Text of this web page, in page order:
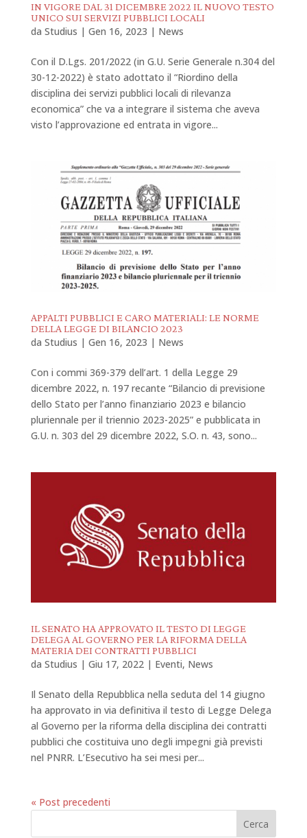
IN VIGORE DAL 31 DICEMBRE 2022 IL NUOVO TESTO
UNICO SUI SERVIZI PUBBLICI LOCALI
da Studius | Gen 16, 2023 | News
Con il D.Lgs. 201/2022 (in G.U. Serie Generale n.304 del
30-12-2022) è stato adottato il “Riordino della
disciplina dei servizi pubblici locali di rilevanza
economica” che va a integrare il sistema che aveva
visto l’approvazione ed entrata in vigore...
APPALTI PUBBLICI E CARO MATERIALI: LE NORME
DELLA LEGGE DI BILANCIO 2023
da Studius | Gen 16, 2023 | News
Con i commi 369-379 dell’art. 1 della Legge 29
dicembre 2022, n. 197 recante “Bilancio di previsione
dello Stato per l’anno finanziario 2023 e bilancio
pluriennale per il triennio 2023-2025” e pubblicata in
G.U. n. 303 del 29 dicembre 2022, S.O. n. 43, sono...
IL SENATO HA APPROVATO IL TESTO DI LEGGE
DELEGA AL GOVERNO PER LA RIFORMA DELLA
MATERIA DEI CONTRATTI PUBBLICI
da Studius | Giu 17, 2022| Eventi, News
Il Senato della Repubblica nella seduta del 14 giugno
ha approvato in via definitiva il testo di Legge Delega
al Governo per la riforma della disciplina dei contratti
pubblici che costituiva uno degli impegni già previsti
nel PNRR. L’Esecutivo ha sei mesi per...
« Post precedenti